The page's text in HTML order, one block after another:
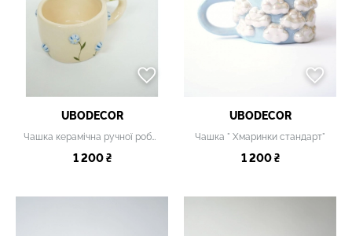
UBODECOR
1 200 ₴
UBODECOR
Чашка " Хмаринки стандарт"
1 200 ₴